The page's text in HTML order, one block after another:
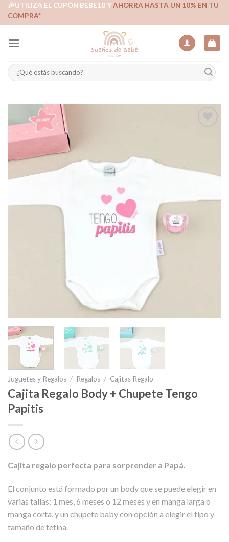
Skip🎉UTILIZA EL CUPÓN BEBE10 YAHORRA HASTA UN 10% EN TU
COMPRA*
Buscar
por:
lista de
Juguetes y Regalos / Regalos / Cajitas Regalo
Cajita Regalo Body + Chupete Tengo
Papitis
Cajita regalo perfecta para sorprender a Papá.
El conjunto está formado por un body que se puede elegir en
varias tallas: 1 mes, 6 meses o 12 meses y en manga larga o
manga corta, y un chupete baby con opción a elegir el tipo y
tamaño de tetina.